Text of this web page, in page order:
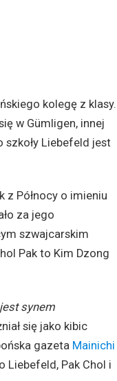
kolegę z klasy.
w Gümligen, innej
szkoły Liebefeld jest
z Północy o imieniu
za jego
szwajcarskim
Pak to Kim Dzong
jest synem
się jako kibic
gazeta Mainichi
Liebefeld, Pak Chol i